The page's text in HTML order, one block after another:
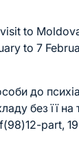
to
to 7
до
без її
part,